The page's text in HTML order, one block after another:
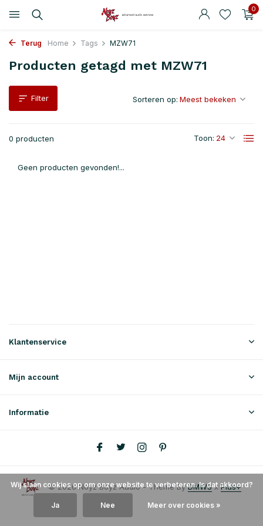
0
Terug Home Tags MZW71
Producten getagd met MZW71
Filter
0 producten Toon:
Sorteren op:
Geen producten gevonden!...
Klantenservice
Mijn account
Informatie
© 2026 Noyz Boyz Audio - Theme ByDMWSxPlus+
Wij slaan cookies op om onze website te verbeteren. Is dat akkoord?
Ja Nee Meer over cookies »